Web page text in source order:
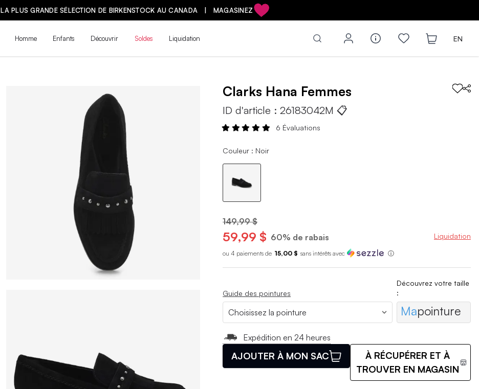
LA PLUS GRANDE SÉLECTION DE BIRKENSTOCK AU CANADA | MAGASINEZ
Homme Enfants Découvrir Soldes Liquidation EN
Clarks Hana Femmes
ID d'article :26183042M 📋
6 Évaluations
Couleur : Noir
149,99 $
59,99 $ 60% de rabais Liquidation
ou 4 paiements de 15,00 $ sans intérêts avec ⓘ
Guide des pointures
Découvrez votre taille
:
Mapointure
Expédition en 24 heures
AJOUTER À MON SAC
À RÉCUPÉRER ET À
TROUVER EN MAGASIN